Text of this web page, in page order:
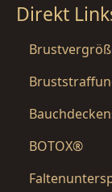
Direkt
BOTOX®